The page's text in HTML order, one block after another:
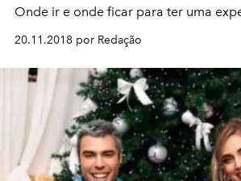
Onde ir e onde ficar para ter uma
20.11.2018 por Redação